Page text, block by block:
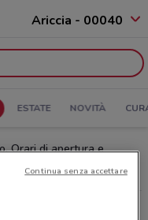
Ariccia - 00040
ESTATE NOVITÀ
Orari di apertura e
Continua senza accettare